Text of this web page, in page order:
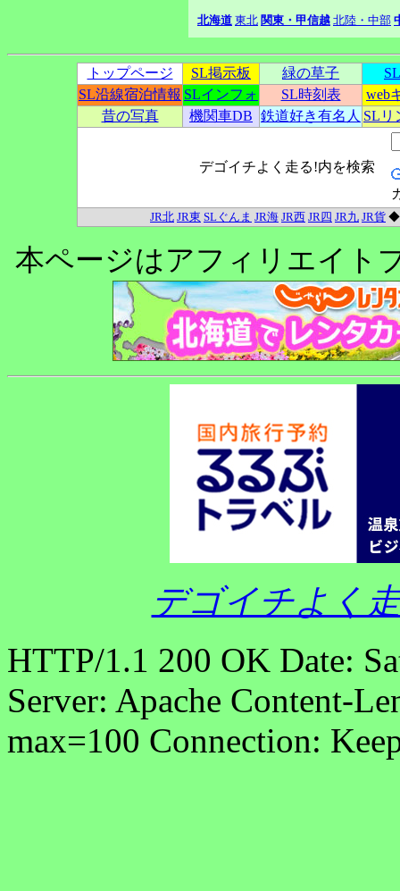
北海道 東北 関東・甲信越 北陸・中部
トップページ SL掲示板 緑の草子
SL沿線宿泊情報 SLインフォ SL時刻表
web
昔の写真
機関車DB 鉄道好き有名人 SLリ
デゴイチよく走る!内を検索
JR北 JR東 SLぐんま JR海 JR西 JR四 JR九 JR貨
本ページはアフィリエイト
デゴイチよく
HTTP/1.1 200 OK Date:
Server: Apache Content-
max=100 Connection: